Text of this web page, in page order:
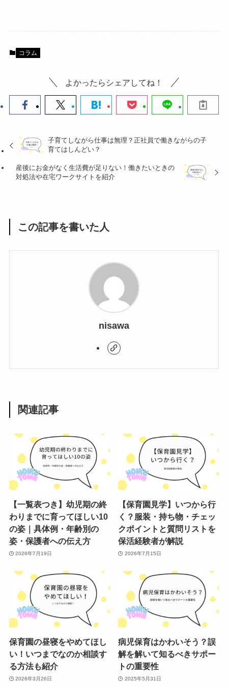
コラム
よかったらシェアしてね！
子育てしながら仕事は無理？正社員で働きながらの子
育てはしんどい？
産後にお金がなく生活費が足りない！働きたいときの
対処法や在宅ワークサイトを紹介
この記事を書いた人
nisawa
関連記事
【一覧表つき】幼児期の終
わりまでに育ってほしい10
の姿｜具体例・年齢別の
姿・保護者への伝え方
2026年7月19日
【保育園見学】いつから行
く？服装・持ち物・チェッ
クポイントと質問リストを
保活経験者が解説
2026年7月15日
保育園の昼寝をやめてほし
い！いつまでなのか相談す
る方法も紹介
2026年3月26日
病児保育はかわいそう？誤
解を解いて知るべきサポー
トの重要性
2025年5月31日